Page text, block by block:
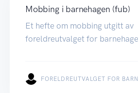
Mobbing i barnehagen (fub)
Et hefte om mobbing utgitt av
foreldreutvalget for
FORELDREUTVALGET FOR